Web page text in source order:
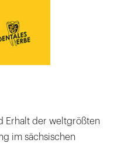
Erhalt der weltgrößten
im sächsischen